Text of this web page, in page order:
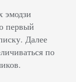
эмодзи
первый
Далее
по